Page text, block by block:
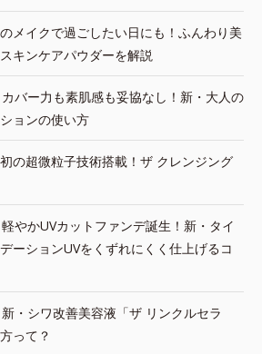
メイクで過ごしたい日にも！ふんわり美
キンケアパウダーを解説
カバー力も素肌感も妥協なし！新・大人の
ョンの使い方
の超微粒子技術搭載！ザ クレンジング
やかUVカットファンデ誕生！新・タイ
ーションUVをくずれにくく仕上げるコ
・シワ改善美容液「ザ リンクルセラ
って？